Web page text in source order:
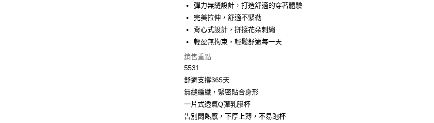
【大哥付你分期使用說明】
1.本服務由台灣大哥大提供，台灣大哥大用戶可立即使用無須另外申請。
2.付款方式選擇「大哥付你分期」，訂單成立後會自動跳轉到大哥付的交易
流程，驗證手機門號後，選擇欲分期的期數、繳款截止日，確認付款後即
完成交易。
4.訂單成立30分鐘內，如未前往確認交易或遇審核未通過，訂單將自動取
消。如遇「轉專審核」未通過狀況，表示未達大哥付你分期系統評分，恕
【繳款方式說明】
1.分期款項不併入電信帳單，「大哥付你分期」於每月結算日後寄送繳費提
醒簡訊。
2.透過簡訊連結打開帳單後，可選擇「超商條碼／台灣大直營門市／銀行轉
帳／街口支付／iPASS MONEY」等通路繳費。
AFTEE先享後付
相關說明
【關於「AFTEE先享後付」】
AFTEE先享後付是「在收到商品之後才付款」的支付方式。 讓您購物簡單
１．簡單：不需註冊會員、不需綁卡、不需儲值。
２．便利：只要手機號碼，簡訊認證，即可結帳。
３．安心：先確認商品／服務後，再付款。
【「AFTEE先享後付」結帳流程】
１．於結帳方式選擇「AFTEE先享後付」後，將跳轉至「AFTEE先享後
２．訂單成立數日內，您將收到繳費通知簡訊。
Hami Point
「Hami Point」為中華電信所提供之點數服務，可於會員專區綁定中華電
信會員帳號後，即可在購物車使用 Hami Point 折抵消費金額 (1點等於1
元)。
ATM付款
貨到付款
運送方式
彈力無縫設計，打造舒適的穿著體驗
完美拉伸，舒適不緊勒
背心式設計，拼接花朵刺繡
輕盈無拘束，輕鬆舒適每一天
銷售重點
5531
舒適支撐365天
無縫編織，緊密貼合身形
一片式透氣Q彈乳膠杯
告別悶熱感，下厚上薄，不易跑杯